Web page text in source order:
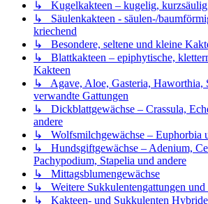
↳ Kugelkakteen – kugelig,
↳ Säulenkakteen - säulen-/
kriechend
↳ Besondere, seltene und kleine
↳ Blattkakteen – epiphytische,
Kakteen
↳ Agave, Aloe, Gasteria, Haworthia,
verwandte Gattungen
↳ Dickblattgewächse – Crassula,
andere
↳ Wolfsmilchgewächse – Euphorbia
↳ Hundsgiftgewächse – Adenium,
Pachypodium, Stapelia und andere
↳ Mittagsblumengewächse
↳ Weitere Sukkulentengattungen und
↳ Kakteen- und Sukkulenten